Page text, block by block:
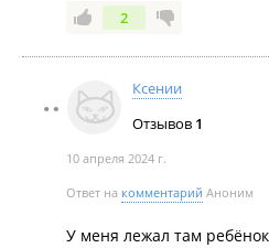
2
Ксении
Отзывов 1
10 апреля 2024 г.
Ответ на комментарий Аноним
У меня лежал там